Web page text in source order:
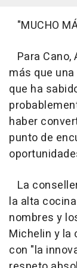
"MUCHO
Para
más que
que ha
haber
punto de
La
la alta
nombres y
Michelin y la
con "la